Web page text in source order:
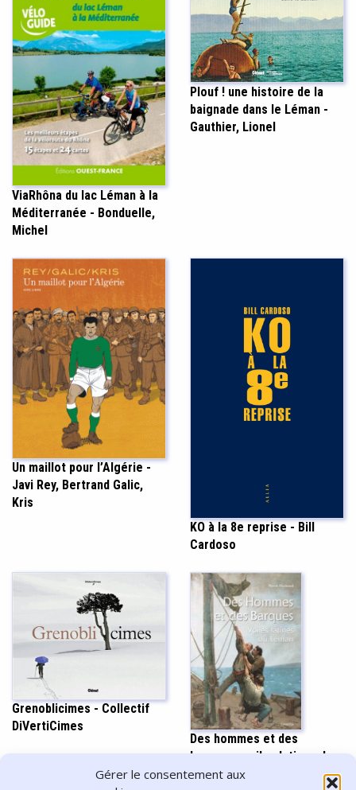
Gérer le consentement aux
ViaRhôna du lac Léman à la
Méditerranée - Bonduelle,
Michel
Plouf ! une histoire de la
baignade dans le Léman -
Gauthier, Lionel
Un maillot pour l’Algérie -
Javi Rey, Bertrand Galic,
Kris
KO à la 8e reprise - Bill
Cardoso
Grenoblicimes - Collectif
DiVertiCimes
Des hommes et des
barques : voiles latines du
Léman - Pierre Duchoud